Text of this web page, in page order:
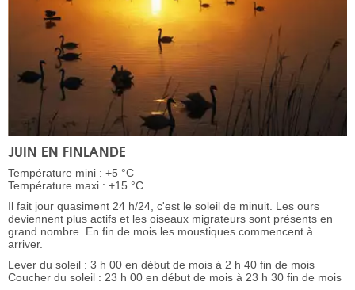
JUIN EN FINLANDE
Température mini : +5 °C
Température maxi : +15 °C
Il fait jour quasiment 24 h/24, c'est le soleil de minuit. Les ours
deviennent plus actifs et les oiseaux migrateurs sont présents en
grand nombre. En fin de mois les moustiques commencent à
arriver.
Lever du soleil : 3 h 00 en début de mois à 2 h 40 fin de mois
Coucher du soleil : 23 h 00 en début de mois à 23 h 30 fin de mois